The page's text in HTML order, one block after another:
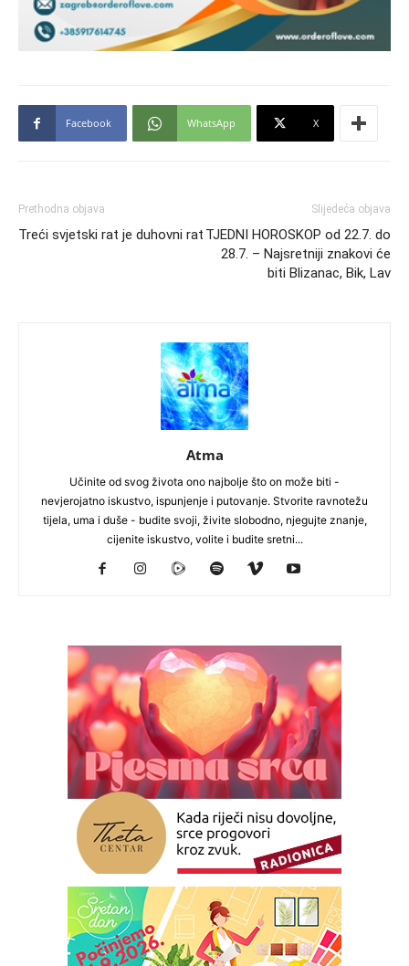
Facebook WhatsApp X
Prethodna objava
Treći svjetski rat je duhovni rat
Slijedeća objava
TJEDNI HOROSKOP od 22.7. do
28.7. – Najsretniji znakovi će
biti Blizanac, Bik, Lav
Atma
Učinite od svog života ono najbolje što on može biti -
nevjerojatno iskustvo, ispunjenje i putovanje. Stvorite ravnotežu
tijela, uma i duše - budite svoji, živite slobodno, njegujte znanje,
cijenite iskustvo, volite i budite sretni...